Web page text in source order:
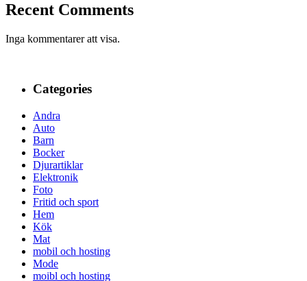
Recent Comments
Inga kommentarer att visa.
Categories
Andra
Auto
Barn
Bocker
Djurartiklar
Elektronik
Foto
Fritid och sport
Hem
Kök
Mat
mobil och hosting
Mode
moibl och hosting